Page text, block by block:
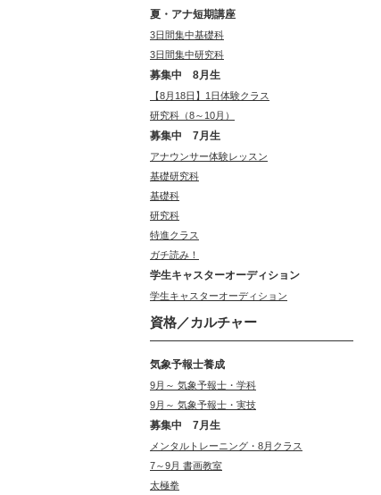
夏・アナ短期講座
3日間集中基礎科
3日間集中研究科
募集中 8月生
【8月18日】1日体験クラス
研究科（8～10月）
募集中 7月生
アナウンサー体験レッスン
基礎研究科
基礎科
研究科
特進クラス
ガチ読み！
学生キャスターオーディション
学生キャスターオーディション
資格／カルチャー
気象予報士養成
9月～ 気象予報士・学科
9月～ 気象予報士・実技
募集中 7月生
メンタルトレーニング・8月クラス
7～9月 書画教室
太極拳